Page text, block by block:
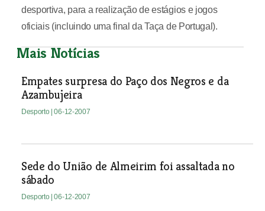
desportiva, para a realização de estágios e jogos
oficiais (incluindo uma final da Taça de Portugal).
Mais Notícias
Empates surpresa do Paço dos Negros e da
Azambujeira
Desporto | 06-12-2007
Sede do União de Almeirim foi assaltada no
sábado
Desporto | 06-12-2007